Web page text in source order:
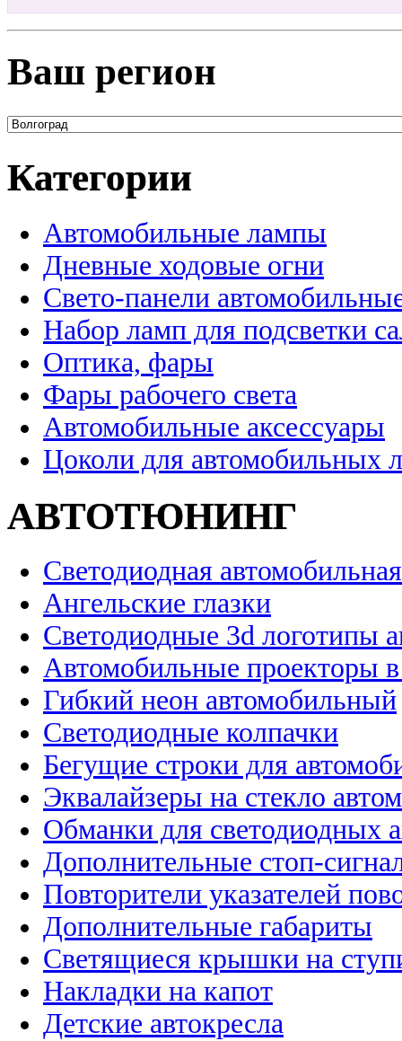
Ваш регион
Категории
Автомобильные лампы
Дневные ходовые огни
Свето-панели
Набор ламп для подсветки
Оптика, фары
Фары рабочего света
Автомобильные аксессуары
Цоколи для автомобильных
АВТОТЮНИНГ
Светодиодная
Ангельские глазки
Светодиодные 3d логотипы
Автомобильные проекторы
Гибкий неон автомобильный
Светодиодные колпачки
Бегущие строки для
Эквалайзеры на стекло
Обманки для светодиодных
Дополнительные стоп-
Повторители указателей
Дополнительные габариты
Светящиеся крышки на
Накладки на капот
Детские автокресла